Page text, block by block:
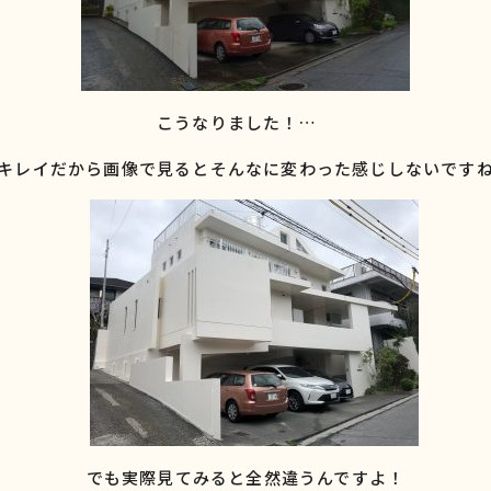
こうなりました！…
レイだから画像で見るとそんなに変わった感じしないです
でも実際見てみると全然違うんですよ！